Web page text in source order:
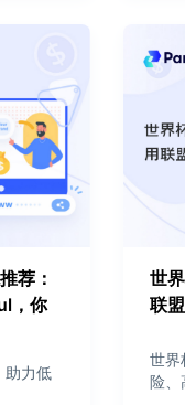
荐：
，你
助力低
世
联
世界
险、